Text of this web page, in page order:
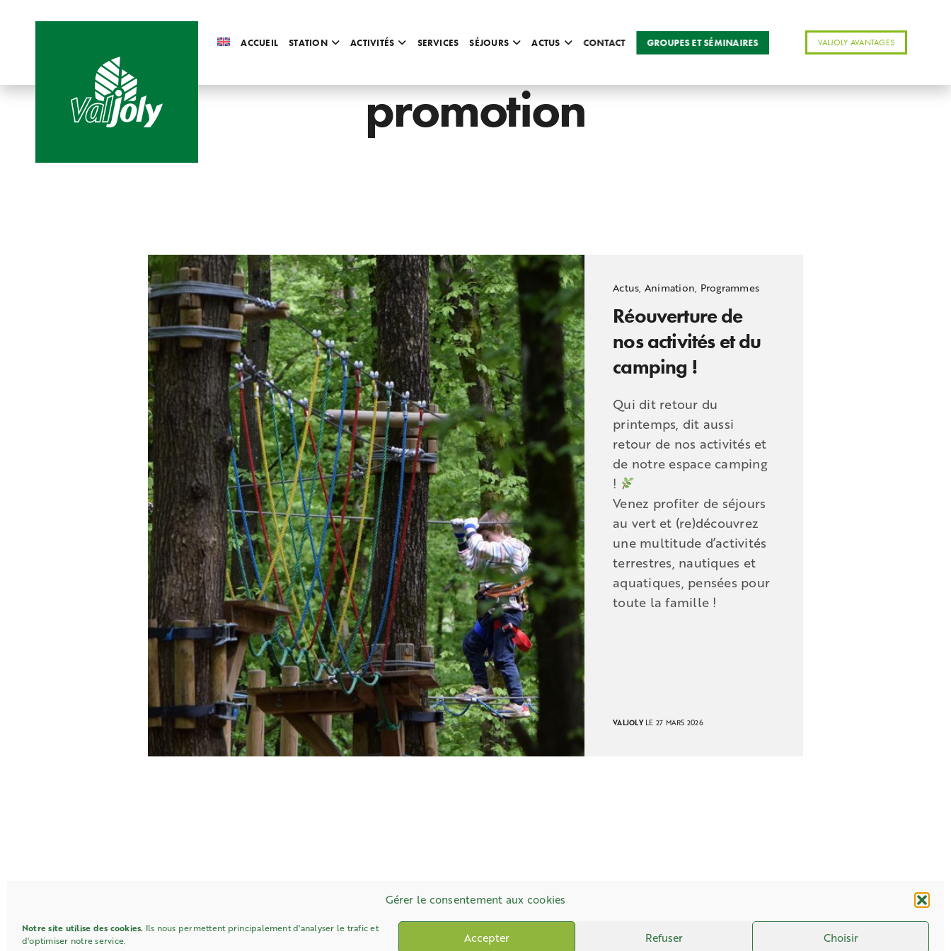
Gérer le consentement aux cookies
Notre site utilise des cookies. Ils nous permettent principalement d'analyser le trafic et
d'optimiser notre service.
Accepter Refuser Choisir
ACCUEIL STATION ACTIVITÉS SERVICES SÉJOURS ACTUS CONTACT GROUPES ET SÉMINAIRES VALJOLY AVANTAGES
promotion
Actus, Animation, Programmes
Réouverture de
nos activités et du
camping !
Qui dit retour du
printemps, dit aussi
retour de nos activités et
de notre espace camping
!
Venez profiter de séjours
au vert et (re)découvrez
une multitude d’activités
terrestres, nautiques et
aquatiques, pensées pour
toute la famille !
VALJOLYLE 27 MARS 2026